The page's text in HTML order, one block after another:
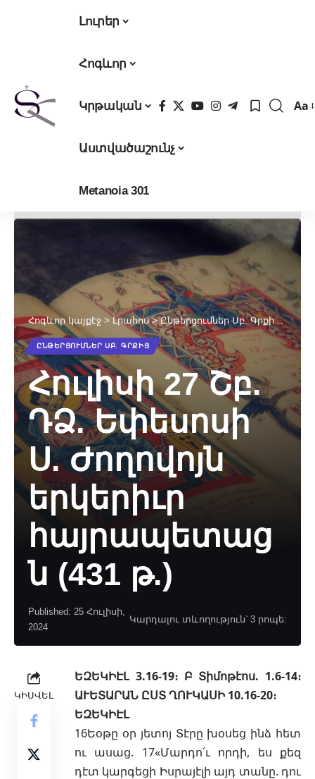
Լուրեր
Հոգևոր
Կրթական
Աստվածաշունչ
Metanoia 301
Aa
Հոգևոր կայքէջ >Լրահոս>Ընթերցումներ Սբ. Գրքից >
ԸՆԹԵՐՑՈՒՄՆԵՐ ՍԲ. ԳՐՔԻՑ
Հուլիսի 27 Շբ.
ԴՁ. Եփեսոսի
Ս. Ժողովոյն
երկերիւր
հայրապետաց
ն (431 թ.)
Published: 25 Հուլիսի,
2024
Կարդալու տևողություն՝ 3 րոպե:
ԿԻՍՎԵԼ
ԵԶԵԿԻԷԼ 3.16-19։ Բ Տիմոթէոս. 1.6-14։
ԱՒԵՏԱՐԱՆ ԸՍՏ ՂՈՒԿԱՍԻ 10.16-20։
ԵԶԵԿԻԷԼ
16Եօթը օր յետոյ Տէրը խօսեց ինձ հետ
ու ասաց. 17«Մարդո՛ւ որդի, ես քեզ
դէտ կարգեցի Իսրայէլի այդ տանը. դու